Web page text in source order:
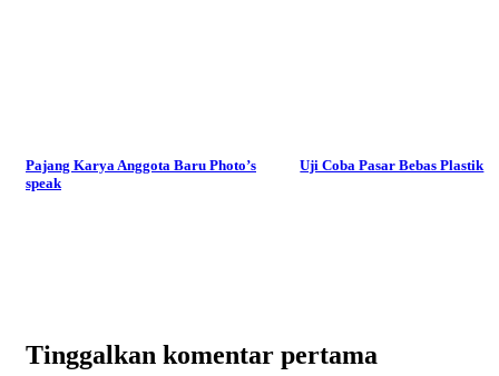
Pajang Karya Anggota Baru Photo’s
speak
Uji Coba Pasar Bebas Plastik
Tinggalkan komentar pertama